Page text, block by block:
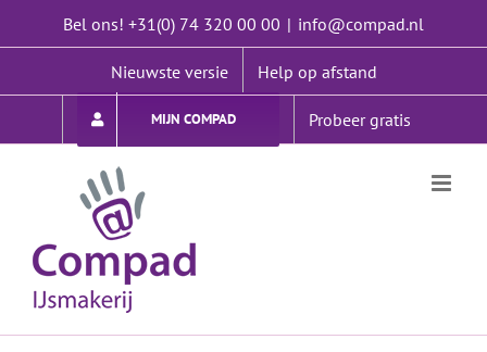
Bel ons! +31(0) 74 320 00 00 | info@compad.nl
Nieuwste versie Help op afstand
MIJN COMPAD Probeer gratis